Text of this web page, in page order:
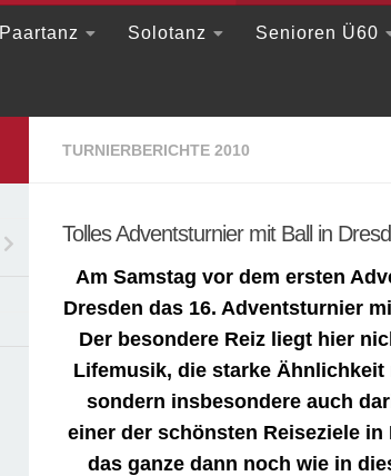
Paartanz Solotanz Senioren Ü60
TURNIERBERICHTE 2010
Tolles Adventsturnier mit Ball in
Am Samstag vor dem ersten
Dresden das 16. Adventsturnier
Der besondere Reiz liegt hier
Lifemusik, die starke
sondern insbesondere auch
einer der schönsten Reiseziele
das ganze dann noch wie in